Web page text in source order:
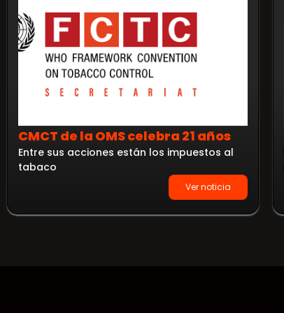
CMCT de la OMS celebra 21 años
Entre sus acciones están los impuestos al
tabaco
Ver noticia